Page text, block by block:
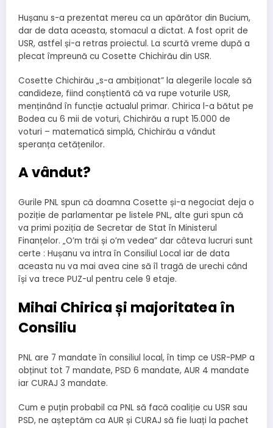
Hușanu s-a prezentat mereu ca un apărător din Bucium,
dar de data aceasta, stomacul a dictat. A fost oprit de
USR, astfel și-a retras proiectul. La scurtă vreme după a
plecat împreună cu Cosette Chichirău din USR.
Cosette Chichirău „s-a ambiționat” la alegerile locale să
candideze, fiind conștientă că va rupe voturile USR,
menținând în funcție actualul primar. Chirica l-a bătut pe
Bodea cu 6 mii de voturi, Chichirău a rupt 15.000 de
voturi – matematică simplă, Chichirău a vândut
speranța cetățenilor.
A vândut?
Gurile PNL spun că doamna Cosette și-a negociat deja o
poziție de parlamentar pe listele PNL, alte guri spun că
va primi poziția de Secretar de Stat în Ministerul
Finanțelor. „O’m trăi și o’m vedea” dar câteva lucruri sunt
certe : Hușanu va intra în Consiliul Local iar de data
aceasta nu va mai avea cine să îl tragă de urechi când
își va trece PUZ-ul pentru cele 9 etaje.
Mihai Chirica și majoritatea în
Consiliu
PNL are 7 mandate în consiliul local, în timp ce USR-PMP a
obținut tot 7 mandate, PSD 6 mandate, AUR 4 mandate
iar CURAJ 3 mandate.
Cum e puțin probabil ca PNL să facă coaliție cu USR sau
PSD, ne așteptăm ca AUR și CURAJ să fie luați la pachet